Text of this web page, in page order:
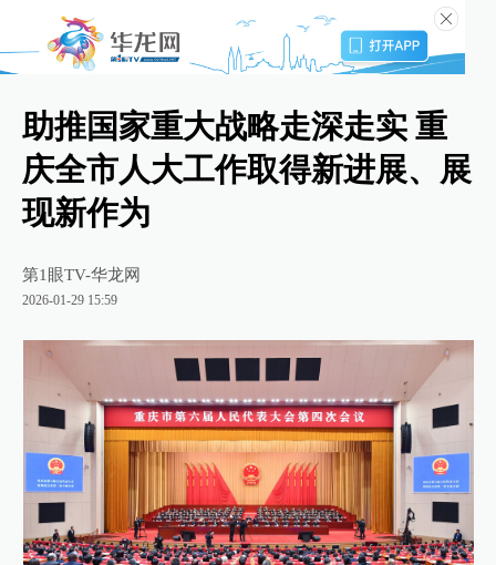
助推国家重大战略走深走实 重
庆全市人大工作取得新进展、展
现新作为
第1眼TV-华龙网
2026-01-29 15:59